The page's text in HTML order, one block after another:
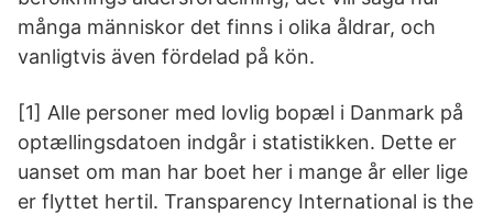
många människor det finns i olika åldrar, och
vanligtvis även fördelad på kön.
[1] Alle personer med lovlig bopæl i Danmark på
optællingsdatoen indgår i statistikken. Dette er
uanset om man har boet her i mange år eller lige
er flyttet hertil. Transparency International is the